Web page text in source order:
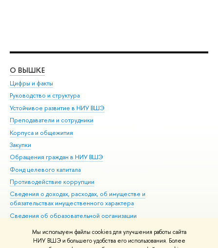
Мы используем файлы cookies для улучшения работы сайта
НИУ ВШЭ и большего удобства его использования. Более
О ВЫШКЕ
Цифры и факты
Руководство и структура
Устойчивое развитие в НИУ ВШЭ
Преподаватели и сотрудники
Корпуса и общежития
Закупки
Обращения граждан в НИУ ВШЭ
Фонд целевого капитала
Противодействие коррупции
Сведения о доходах, расходах, об имуществе и
обязательствах имущественного характера
Сведения об образовательной организации
Людям с ограниченными возможностями здоровья
Единая платежная страница